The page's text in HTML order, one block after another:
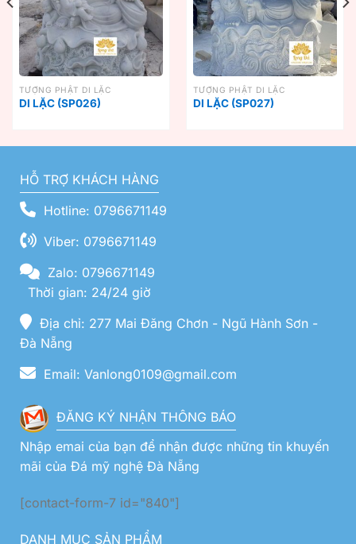
TƯỢNG PHẬT DI LẶC
DI LẶC (SP026)
TƯỢNG PHẬT DI LẶC
DI LẶC (SP027)
HỖ TRỢ KHÁCH HÀNG
Hotline: 0796671149
Viber: 0796671149
Zalo: 0796671149
Thời gian: 24/24 giờ
Địa chỉ: 277 Mai Đăng Chơn - Ngũ Hành Sơn -
Đà Nẵng
Email: Vanlong0109@gmail.com
ĐĂNG KÝ NHẬN THÔNG BÁO
Nhập emai của bạn để nhận được những tin khuyến
mãi của Đá mỹ nghệ Đà Nẵng
[contact-form-7 id="840"]
DANH MỤC SẢN PHẨM